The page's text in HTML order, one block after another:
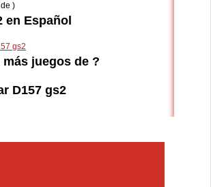
)
en Español
gs2
juegos de ?
D157 gs2